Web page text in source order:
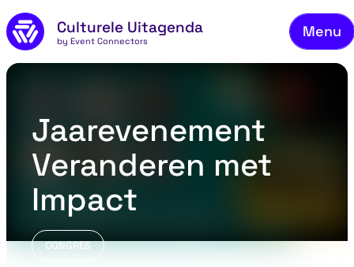
Skip to main content
Culturele Uitagenda
by Event Connectors
Menu
Jaarevenement
Veranderen met
Impact
CONGRES